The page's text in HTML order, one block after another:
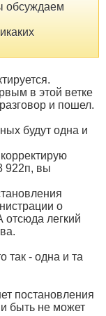
обсуждаем
в этой ветке
и пошел.
будут одна и
922п, вы
о
отсюда легкий
так - одна и та
постановления
и быть не может